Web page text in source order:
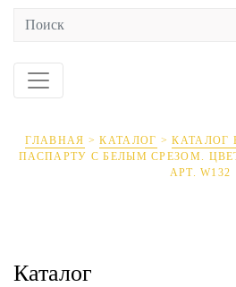
ГЛАВНАЯ >КАТАЛОГ >КАТАЛОГ
ПАСПАРТУ С БЕЛЫМ СРЕЗОМ.
АРТ. W132
Каталог